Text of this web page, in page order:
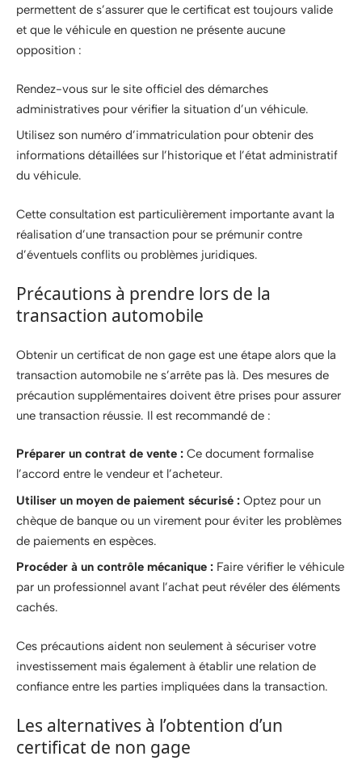
permettent de s’assurer que le certificat est toujours valide
et que le véhicule en question ne présente aucune
opposition :
Rendez-vous sur le site officiel des démarches
administratives pour vérifier la situation d’un véhicule.
Utilisez son numéro d’immatriculation pour obtenir des
informations détaillées sur l’historique et l’état administratif
du véhicule.
Cette consultation est particulièrement importante avant la
réalisation d’une transaction pour se prémunir contre
d’éventuels conflits ou problèmes juridiques.
Précautions à prendre lors de la
transaction automobile
Obtenir un certificat de non gage est une étape alors que la
transaction automobile ne s’arrête pas là. Des mesures de
précaution supplémentaires doivent être prises pour assurer
une transaction réussie. Il est recommandé de :
Préparer un contrat de vente : Ce document formalise
l’accord entre le vendeur et l’acheteur.
Utiliser un moyen de paiement sécurisé : Optez pour un
chèque de banque ou un virement pour éviter les problèmes
de paiements en espèces.
Procéder à un contrôle mécanique : Faire vérifier le véhicule
par un professionnel avant l’achat peut révéler des éléments
cachés.
Ces précautions aident non seulement à sécuriser votre
investissement mais également à établir une relation de
confiance entre les parties impliquées dans la transaction.
Les alternatives à l’obtention d’un
certificat de non gage